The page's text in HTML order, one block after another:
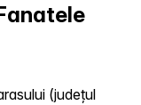
(județul